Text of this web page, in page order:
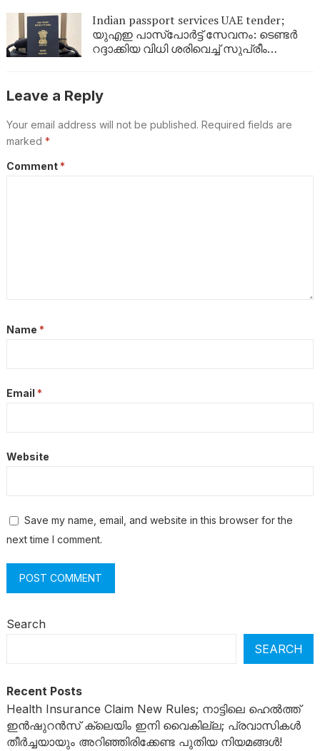
Indian passport services UAE tender;
യുഎഇ പാസ്‌പോർട്ട് സേവനം: ടെണ്ടർ
റദ്ദാക്കിയ വിധി ശരിവെച്ച് സുപ്രീം
Leave a Reply
Your email address will not be published. Required fields are
marked *
Comment *
Name *
Email *
Website
Save my name, email, and website in this browser for the
next time I comment.
Search
SEARCH
Recent Posts
Health Insurance Claim New Rules; നാട്ടിലെ ഹെൽത്ത്
ഇൻഷുറൻസ് ക്ലെയിം ഇനി വൈകില്ല; പ്രവാസികൾ
തീർച്ചയായും അറിഞ്ഞിരിക്കേണ്ട പുതിയ നിയമങ്ങൾ!